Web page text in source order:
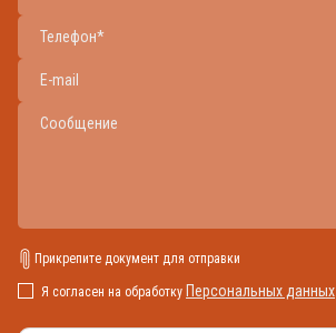
Прикрепите документ для отправки
Я согласен на обработку Персональных данных